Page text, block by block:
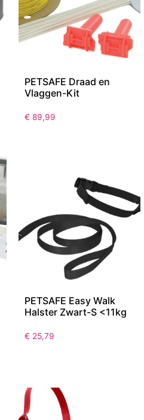
PETSAFE Draad en
Vlaggen-Kit
€ 89,99
PETSAFE Easy Walk
Halster Zwart-S <11kg
€ 25,79